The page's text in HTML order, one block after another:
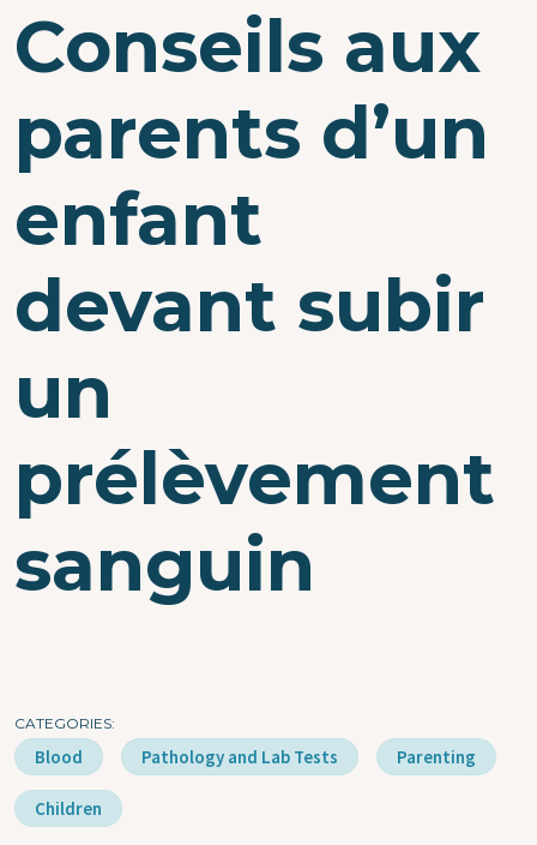
Conseils aux
parents d’un
enfant
devant subir
un
prélèvement
sanguin
CATEGORIES
Blood Pathology and Lab Tests Parenting
Children